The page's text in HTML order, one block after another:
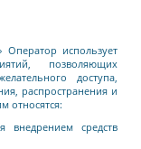
использует
позволяющих
доступа,
распространения и
относятся:
внедрением средств